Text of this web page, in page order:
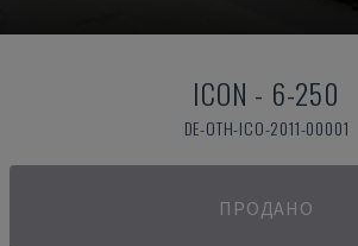
ICON - 6-250
DE-OTH-ICO-2011-00001
ПРОДАНО